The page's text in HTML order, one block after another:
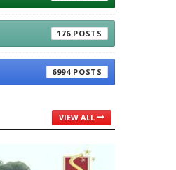
176
6994
VIEW ALL